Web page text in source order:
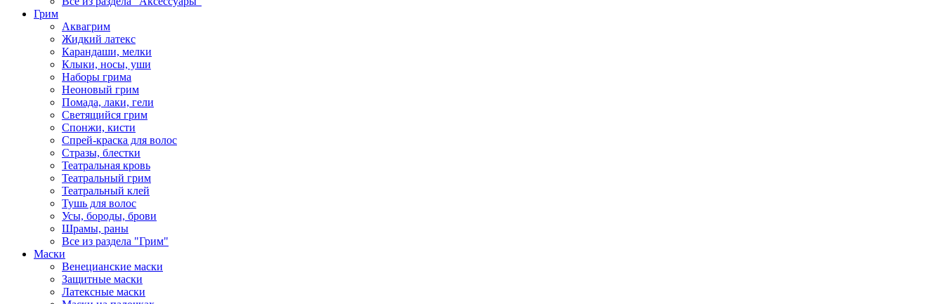
Грим
Аквагрим
Жидкий латекс
Карандаши, мелки
Клыки, носы, уши
Наборы грима
Неоновый грим
Помада, лаки, гели
Светящийся грим
Спонжи, кисти
Спрей-краска для волос
Стразы, блестки
Театральная кровь
Театральный грим
Театральный клей
Тушь для волос
Усы, бороды, брови
Шрамы, раны
Все из раздела "Грим"
Маски
Венецианские маски
Защитные маски
Латексные маски